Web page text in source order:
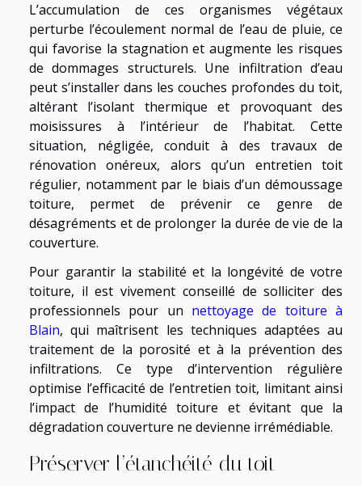
L’accumulation de ces organismes végétaux
perturbe l’écoulement normal de l’eau de pluie, ce
qui favorise la stagnation et augmente les risques
de dommages structurels. Une infiltration d’eau
peut s’installer dans les couches profondes du toit,
altérant l’isolant thermique et provoquant des
moisissures à l’intérieur de l’habitat. Cette
situation, négligée, conduit à des travaux de
rénovation onéreux, alors qu’un entretien toit
régulier, notamment par le biais d’un démoussage
toiture, permet de prévenir ce genre de
désagréments et de prolonger la durée de vie de la
couverture.
Pour garantir la stabilité et la longévité de votre
toiture, il est vivement conseillé de solliciter des
professionnels pour un nettoyage de toiture à
Blain, qui maîtrisent les techniques adaptées au
traitement de la porosité et à la prévention des
infiltrations. Ce type d’intervention régulière
optimise l’efficacité de l’entretien toit, limitant ainsi
l’impact de l’humidité toiture et évitant que la
dégradation couverture ne devienne irrémédiable.
Préserver l’étanchéité du toit